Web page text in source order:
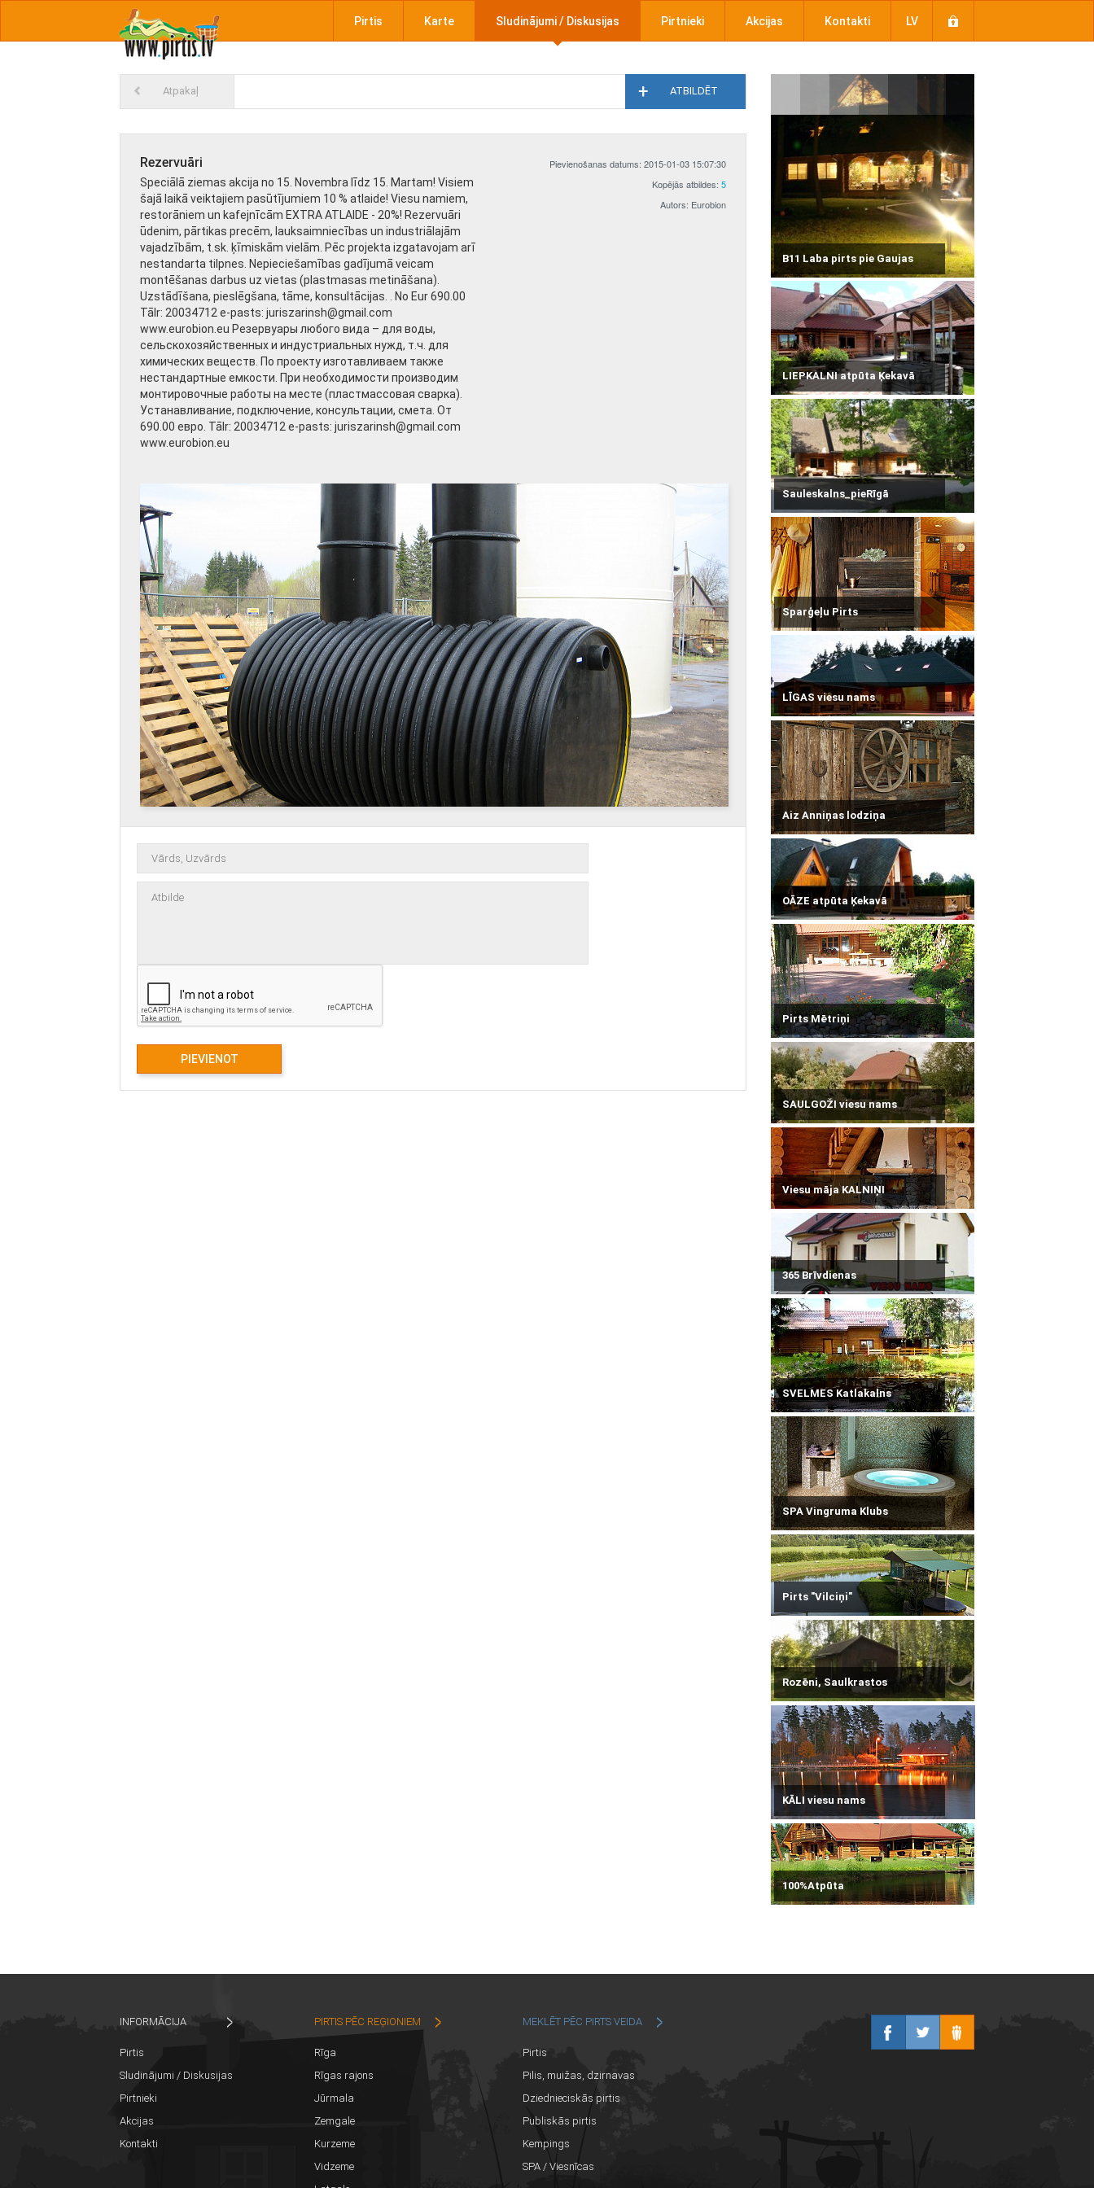
Pirtis Karte Sludinājumi / Diskusijas Pirtnieki Akcijas Kontakti LV
B11 Laba pirts pie Gaujas
LIEPKALNI atpūta Ķekavā
Sauleskalns_pieRīgā
Sparģeļu Pirts
LĪGAS viesu nams
Aiz Anniņas lodziņa
OĀZE atpūta Ķekavā
Pirts Mētriņi
SAULGOŽI viesu nams
Viesu māja KALNIŅI
365 Brīvdienas
SVELMES Katlakalns
SPA Vingruma Klubs
Pirts "Vilciņi"
Rozēni, Saulkrastos
KĀLI viesu nams
100%Atpūta
Atpakaļ ATBILDĒT
Rezervuāri
Speciālā ziemas akcija no 15. Novembra līdz 15. Martam! Visiem
šajā laikā veiktajiem pasūtījumiem 10 % atlaide! Viesu namiem,
restorāniem un kafejnīcām EXTRA ATLAIDE - 20%! Rezervuāri
ūdenim, pārtikas precēm, lauksaimniecības un industriālajām
vajadzībām, t.sk. ķīmiskām vielām. Pēc projekta izgatavojam arī
nestandarta tilpnes. Nepieciešamības gadījumā veicam
montēšanas darbus uz vietas (plastmasas metināšana).
Uzstādīšana, pieslēgšana, tāme, konsultācijas. . No Eur 690.00
Tālr: 20034712 e-pasts: juriszarinsh@gmail.com
www.eurobion.eu Резервуары любого вида – для воды,
сельскохозяйственных и индустриальных нужд, т.ч. для
химических веществ. По проекту изготавливаем также
нестандартные емкости. При необходимости производим
монтировочные работы на месте (пластмассовая сварка).
Устанавливание, подключение, консультации, смета. От
690.00 евро. Tālr: 20034712 e-pasts: juriszarinsh@gmail.com
www.eurobion.eu
Pievienošanas datums: 2015-01-03 15:07:30
Kopējās atbildes: 5
Autors: Eurobion
INFORMĀCIJA
Pirtis
Sludinājumi / Diskusijas
Pirtnieki
Akcijas
Kontakti
PIRTIS PĒC REĢIONIEM
Rīga
Rīgas rajons
Jūrmala
Zemgale
Kurzeme
Vidzeme
MEKLĒT PĒC PIRTS VEIDA
Pirtis
Pilis, muižas, dzirnavas
Dziednieciskās pirtis
Publiskās pirtis
Kempings
SPA / Viesnīcas